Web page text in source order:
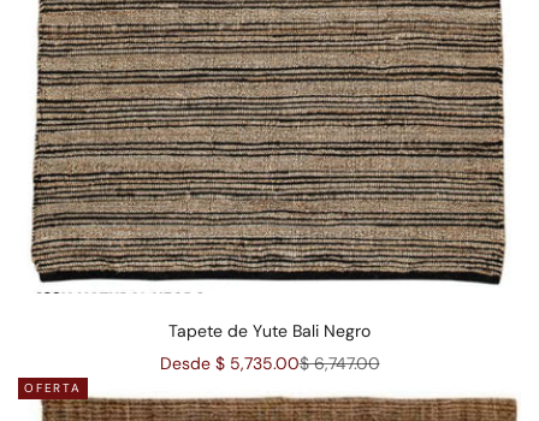
Tapete de Yute Bali Negro
Precio de oferta
Desde $ 5,735.00Precio normal
$ 6,747.00
OFERTA